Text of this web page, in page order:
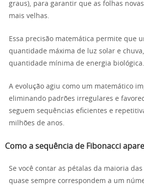
graus), para garantir que as folhas
mais velhas.
Essa precisão matemática permite que
quantidade máxima de luz solar e
quantidade mínima de energia biológica.
A evolução agiu como um matemático
eliminando padrões irregulares e
seguem sequências eficientes e
milhões de anos.
Como a sequência de Fibonacci
Se você contar as pétalas da maioria
quase sempre correspondem a um